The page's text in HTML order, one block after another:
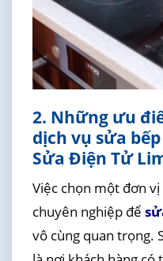
2. Những ưu
dịch vụ sửa
Sửa Điện Tử
Việc chọn một đơn
chuyên nghiệp để
vô cùng quan trọng.